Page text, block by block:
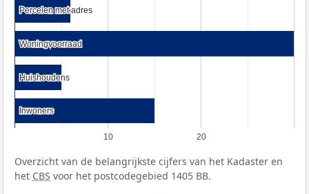
10 20
Percelen met adres
Percelen met adres
Woningvoorraad
Woningvoorraad
Huishoudens
Huishoudens
Inwoners
Inwoners
Overzicht van de belangrijkste cijfers van het Kadaster en
het CBS voor het postcodegebied 1405 BB.